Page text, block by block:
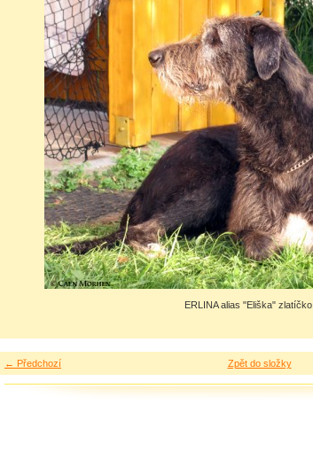
ERLINA alias "Eliška" zlatíčko
← Předchozí Zpět do složky